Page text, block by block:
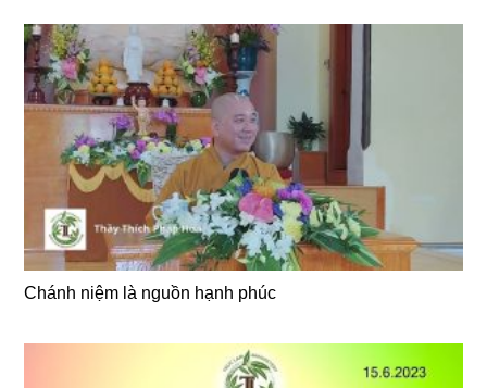
Chánh niệm là nguồn hạnh phúc